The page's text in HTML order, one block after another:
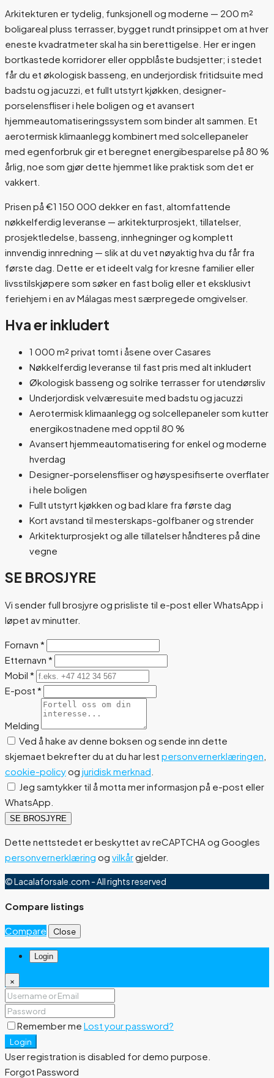
Arkitekturen er tydelig, funksjonell og moderne — 200 m²
boligareal pluss terrasser, bygget rundt prinsippet om at hver
eneste kvadratmeter skal ha sin berettigelse. Her er ingen
bortkastede korridorer eller oppblåste budsjetter; i stedet
får du et økologisk basseng, en underjordisk fritidsuite med
badstu og jacuzzi, et fullt utstyrt kjøkken, designer-
porselensfliser i hele boligen og et avansert
hjemmeautomatiseringssystem som binder alt sammen. Et
aerotermisk klimaanlegg kombinert med solcellepaneler
med egenforbruk gir et beregnet energibesparelse på 80 %
årlig, noe som gjør dette hjemmet like praktisk som det er
vakkert.
Prisen på €1 150 000 dekker en fast, altomfattende
nøkkelferdig leveranse — arkitekturprosjekt, tillatelser,
prosjektledelse, basseng, innhegninger og komplett
innvendig innredning — slik at du vet nøyaktig hva du får fra
første dag. Dette er et ideelt valg for kresne familier eller
livsstilskjøpere som søker en fast bolig eller et eksklusivt
feriehjem i en av Málagas mest særpregede omgivelser.
Hva er inkludert
1 000 m² privat tomt i åsene over Casares
Nøkkelferdig leveranse til fast pris med alt inkludert
Økologisk basseng og solrike terrasser for utendørsliv
Underjordisk velværesuite med badstu og jacuzzi
Aerotermisk klimaanlegg og solcellepaneler som kutter
energikostnadene med opptil 80 %
Avansert hjemmeautomatisering for enkel og moderne
hverdag
Designer-porselensfliser og høyspesifiserte overflater
i hele boligen
Fullt utstyrt kjøkken og bad klare fra første dag
Kort avstand til mesterskaps-golfbaner og strender
Arkitekturprosjekt og alle tillatelser håndteres på dine
vegne
SE BROSJYRE
Vi sender full brosjyre og prisliste til e-post eller WhatsApp i
løpet av minutter.
Fornavn *
Etternavn *
Mobil *
E-post *
Melding
Ved å hake av denne boksen og sende inn dette
skjemaet bekrefter du at du har lest personvernerklæringen
cookie-policyog juridisk merknad
Jeg samtykker til å motta mer informasjon på e-post eller
WhatsApp.
SE BROSJYRE
Dette nettstedet er beskyttet av reCAPTCHA og Googles
personvernerklæring og vilkårgjelder.
© Lacalaforsale.com - All rights reserved
Compare listings
Compare Close
Login
×
Remember me Lost your password?
Login
User registration is disabled for demo purpose.
Forgot Password